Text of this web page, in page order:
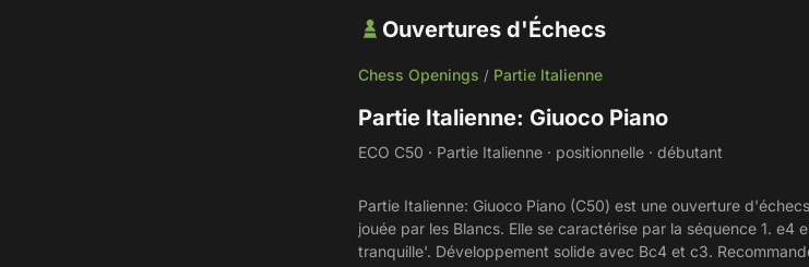
Ouvertures d'Échecs
Chess Openings / Partie Italienne
Partie Italienne: Giuoco Piano
ECO C50 · Partie Italienne · positionnelle · débutant
Partie Italienne: Giuoco Piano (C50) est une ouverture
jouée par les Blancs. Elle se caractérise par la séquence 1.
tranquille'. Développement solide avec Bc4 et c3.